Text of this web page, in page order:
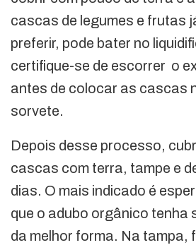
cascas de legumes e frutas
preferir, pode bater no
certifique-se de escorrer o
antes de colocar as cascas
sorvete.
Depois desse processo,
cascas com terra, tampe e
dias. O mais indicado é
que o adubo orgânico tenha
da melhor forma. Na tampa,